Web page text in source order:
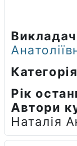
Рік
Автори
Наталія